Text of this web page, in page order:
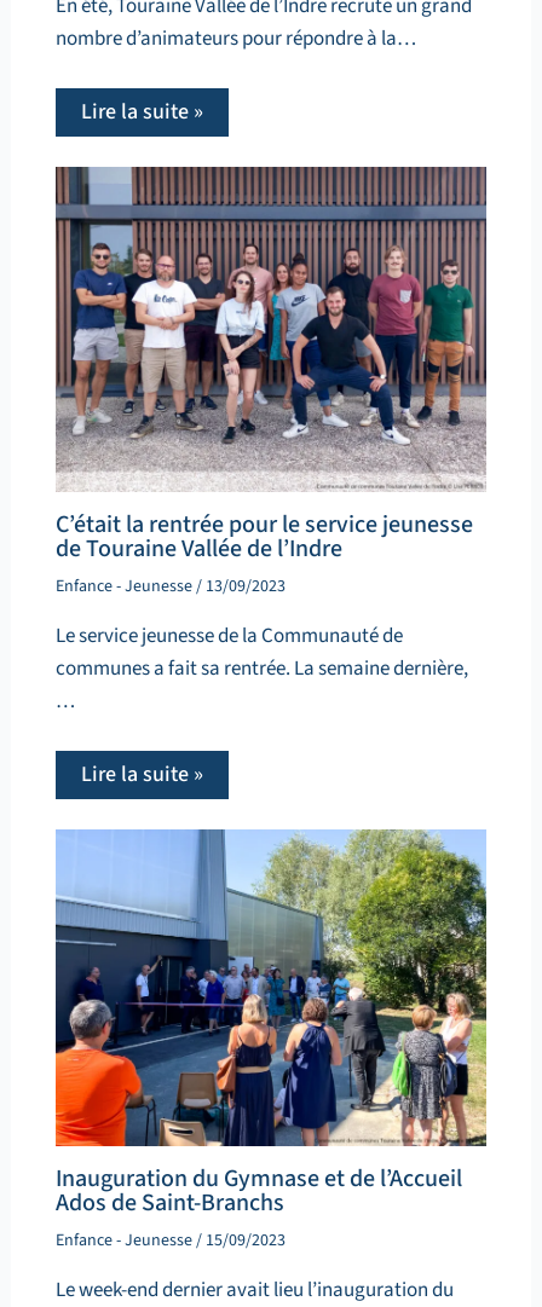
nombre d’animateurs pour répondre à la…
Lire la suite »
C’était la rentrée pour le service jeunesse
de Touraine Vallée de l’Indre
Enfance - Jeunesse/ 13/09/2023
Le service jeunesse de la Communauté de
communes a fait sa rentrée. La semaine dernière,
…
Lire la suite »
Inauguration du Gymnase et de l’Accueil
Ados de Saint-Branchs
Enfance - Jeunesse/ 15/09/2023
Le week-end dernier avait lieu l’inauguration du